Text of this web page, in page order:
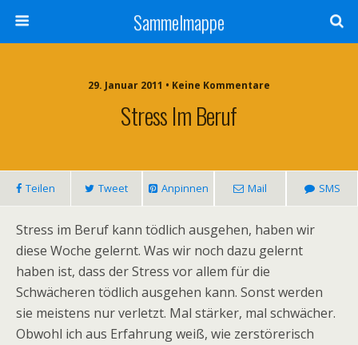
Sammelmappe
29. Januar 2011 • Keine Kommentare
Stress Im Beruf
Teilen Tweet Anpinnen Mail SMS
Stress im Beruf kann tödlich ausgehen, haben wir
diese Woche gelernt. Was wir noch dazu gelernt
haben ist, dass der Stress vor allem für die
Schwächeren tödlich ausgehen kann. Sonst werden
sie meistens nur verletzt. Mal stärker, mal schwächer.
Obwohl ich aus Erfahrung weiß, wie zerstörerisch